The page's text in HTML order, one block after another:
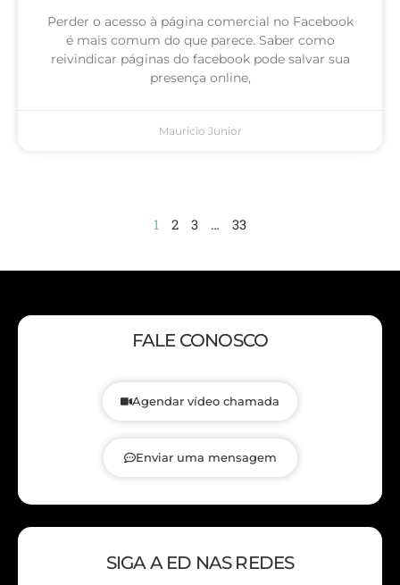
Perder o acesso à página comercial no Facebook
é mais comum do que parece. Saber como
reivindicar páginas do facebook pode salvar sua
presença online,
Mauricio Junior
1 2 3 … 33
FALE CONOSCO
Agendar vídeo chamada
Enviar uma mensagem
SIGA A ED NAS REDES